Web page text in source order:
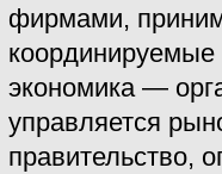
фирмами,
экономика —
управляется
правительство,